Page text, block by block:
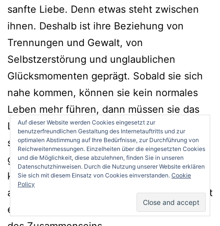
sanfte Liebe. Denn etwas steht zwischen
ihnen. Deshalb ist ihre Beziehung von
Trennungen und Gewalt, von
Selbstzerstörung und unglaublichen
Glücksmomenten geprägt. Sobald sie sich
nahe kommen, können sie kein normales
Leben mehr führen, dann müssen sie das
Leben in Extase mit Sex und Drogen
spüren, dann verschwindet das, was man
gemeinhin für Glück hält. Denn in der
körperlichen Pein, in der seelischen Qual,
aber auch in der unglaublichen Zweisamkeit
erleben sie eine ganz andere Dimension
Auf dieser Website werden Cookies eingesetzt zur
benutzerfreundlichen Gestaltung des Internetauftritts und zur
optimalen Abstimmung auf Ihre Bedürfnisse, zur Durchführung von
Reichweitenmessungen. Einzelheiten über die eingesetzten Cookies
und die Möglichkeit, diese abzulehnen, finden Sie in unseren
Datenschutzhinweisen. Durch die Nutzung unserer Website erklären
Sie sich mit diesem Einsatz von Cookies einverstanden. Cookie
Policy